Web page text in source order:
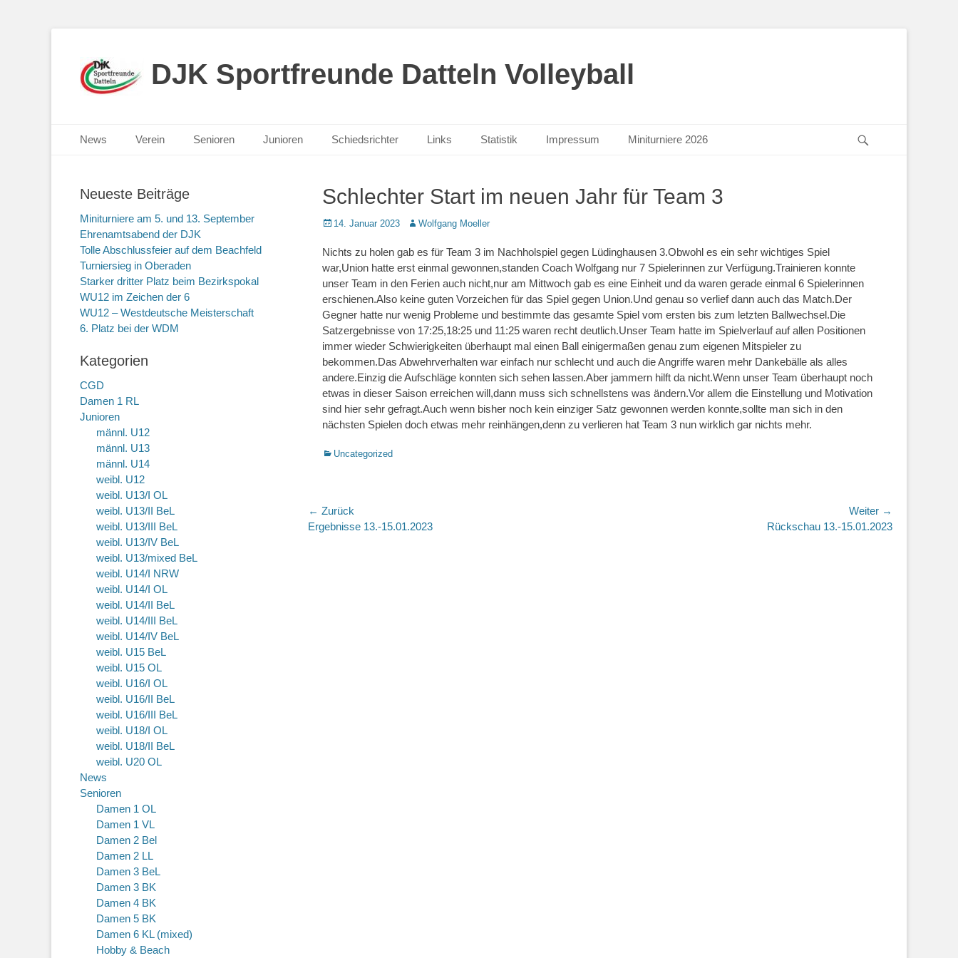
DJK Sportfreunde Datteln Volleyball
Primäres Menü
Inhalt
News Verein Senioren Junioren Schiedsrichter Links Statistik Impressum Miniturniere 2026
Schlechter Start im neuen Jahr für Team 3
Posted
14. Januar 2023 AutorWolfgang Moeller
Nichts zu holen gab es für Team 3 im Nachholspiel gegen Lüdinghausen 3.Obwohl es ein sehr wichtiges Spiel
war,Union hatte erst einmal gewonnen,standen Coach Wolfgang nur 7 Spielerinnen zur Verfügung.Trainieren konnte
unser Team in den Ferien auch nicht,nur am Mittwoch gab es eine Einheit und da waren gerade einmal 6 Spielerinnen
erschienen.Also keine guten Vorzeichen für das Spiel gegen Union.Und genau so verlief dann auch das Match.Der
Gegner hatte nur wenig Probleme und bestimmte das gesamte Spiel vom ersten bis zum letzten Ballwechsel.Die
Satzergebnisse von 17:25,18:25 und 11:25 waren recht deutlich.Unser Team hatte im Spielverlauf auf allen Positionen
immer wieder Schwierigkeiten überhaupt mal einen Ball einigermaßen genau zum eigenen Mitspieler zu
bekommen.Das Abwehrverhalten war einfach nur schlecht und auch die Angriffe waren mehr Dankebälle als alles
andere.Einzig die Aufschläge konnten sich sehen lassen.Aber jammern hilft da nicht.Wenn unser Team überhaupt noch
etwas in dieser Saison erreichen will,dann muss sich schnellstens was ändern.Vor allem die Einstellung und Motivation
sind hier sehr gefragt.Auch wenn bisher noch kein einziger Satz gewonnen werden konnte,sollte man sich in den
nächsten Spielen doch etwas mehr reinhängen,denn zu verlieren hat Team 3 nun wirklich gar nichts mehr.
Kategorien
Uncategorized
Beitragsnavigation
← Zurück
Vorheriger
Ergebnisse 13.-15.01.2023
Weiter →
Rückschau 13.-15.01.2023
Neueste Beiträge
Miniturniere am 5. und 13. September
Ehrenamtsabend der DJK
Tolle Abschlussfeier auf dem Beachfeld
Turniersieg in Oberaden
Starker dritter Platz beim Bezirkspokal
WU12 im Zeichen der 6
WU12 – Westdeutsche Meisterschaft
6. Platz bei der WDM
Kategorien
CGD
Damen 1 RL
Junioren
männl. U12
männl. U13
männl. U14
weibl. U12
weibl. U13/I OL
weibl. U13/II BeL
weibl. U13/III BeL
weibl. U13/IV BeL
weibl. U13/mixed BeL
weibl. U14/I NRW
weibl. U14/I OL
weibl. U14/II BeL
weibl. U14/III BeL
weibl. U14/IV BeL
weibl. U15 BeL
weibl. U15 OL
weibl. U16/I OL
weibl. U16/II BeL
weibl. U16/III BeL
weibl. U18/I OL
weibl. U18/II BeL
weibl. U20 OL
News
Senioren
Damen 1 OL
Damen 1 VL
Damen 2 Bel
Damen 2 LL
Damen 3 BeL
Damen 3 BK
Damen 4 BK
Damen 5 BK
Damen 6 KL (mixed)
Hobby & Beach